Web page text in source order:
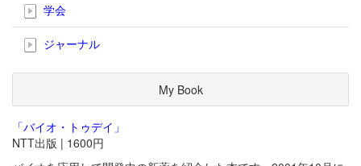
学会
ジャーナル
My Book
「バイオ・トゥデイ」
NTT出版 | 1600円